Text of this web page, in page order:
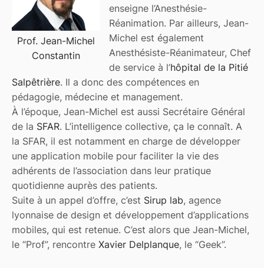
Prof. Jean-Michel
Constantin
enseigne l’Anesthésie-
Réanimation. Par ailleurs, Jean-
Michel est également
Anesthésiste-Réanimateur, Chef
de service à l’hôpital de la Pitié
Salpêtrière. Il a donc des compétences en
pédagogie, médecine et management.
À l’époque, Jean-Michel est aussi Secrétaire Général
de la SFAR. L’intelligence collective, ça le connaît. A
la SFAR, il est notamment en charge de développer
une application mobile pour faciliter la vie des
adhérents de l’association dans leur pratique
quotidienne auprès des patients.
Suite à un appel d’offre, c’est Sirup lab, agence
lyonnaise de design et développement d’applications
mobiles, qui est retenue. C’est alors que Jean-Michel,
le “Prof”, rencontre Xavier Delplanque, le “Geek”.